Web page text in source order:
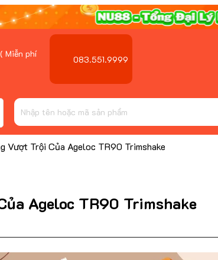
Miễn phí
083.551.9999
Vượt Trội Của Ageloc TR90 Trimshake
Ageloc TR90 Trimshake